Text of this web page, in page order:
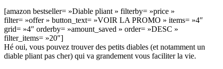
[amazon bestseller= »Diable pliant » filterby= »price »
filter= »offer » button_text= »VOIR LA PROMO » items= »4″
grid= »4″ orderby= »amount_saved » order= »DESC »
filter_items= »20″]
Hé oui, vous pouvez trouver des petits diables (et notamment un
diable pliant pas cher) qui va grandement vous faciliter la vie.